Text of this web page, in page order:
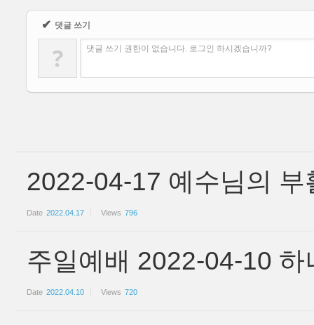
✔ 댓글 쓰기
? 댓글 쓰기 권한이 없습니다. 로그인 하시겠습니까?
2022-04-17 예수님의
Date 2022.04.17 Views 796
주일예배 2022-04-10
Date 2022.04.10 Views 720